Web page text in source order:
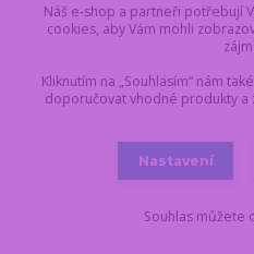
Náš e-shop a partneři potřebují
cookies, aby Vám mohli
Kliknutím na „Souhlasím“ nám
doporučovat vhodné produkty a
Nastavení
Souhlas můžete